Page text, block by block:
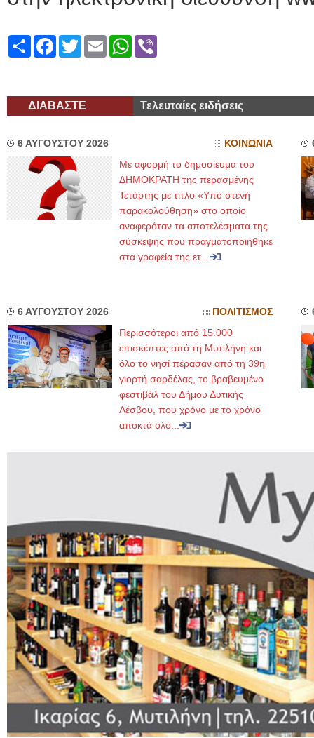
ShareFacebook
TwitterEmailWhatsApp
ΔΙΑΒΑΣΤΕ Τελευταίες ειδήσεις
6 ΑΥΓΟΥΣΤΟΥ 2026 ΚΟΙΝΩΝΙΑ
Με αφορμή το δημοσίευμα του
ΔΗΜΟΚΡΑΤΗ της περασμένης
Τετάρτης με τίτλο «Υπό στενή
παρακολούθηση» στο οποίο
αναφερόταν τα αποτελέσματα της
σύσκεψης που πραγματοποιήθηκε
στα γραφεία της ετ...
6 ΑΥΓΟΥΣΤΟΥ 2026 ΠΟΛΙΤΙΣΜΟΣ
Περισσότεροι από 15.000
επισκέπτες από τη Μυτιλήνη και
όλο το νησί πέρασαν από τη 39η
γιορτή σαρδέλας, το βραβευμένο
φεστιβάλ του Δήμου Δυτικής
Λέσβου, που χρόνο με το χρόνο
αποκτά ολο...